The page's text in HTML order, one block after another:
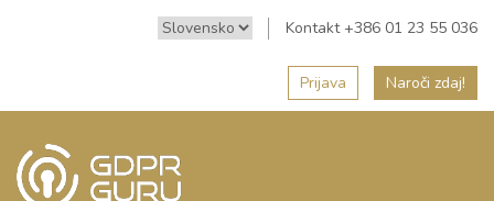
Kontakt +386 01 23 55 036
Prijava Naroči zdaj!